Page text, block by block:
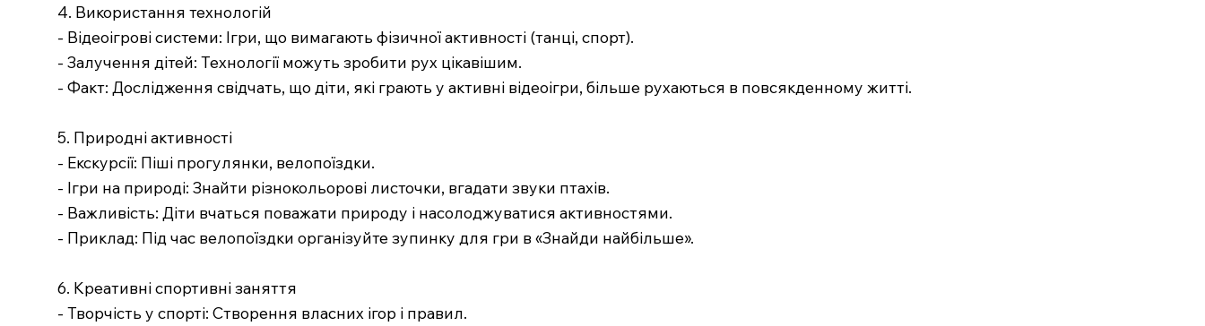
4. Використання технологій
- Відеоігрові системи: Ігри, що вимагають фізичної активності (танці, спорт).
- Залучення дітей: Технології можуть зробити рух цікавішим.
- Факт: Дослідження свідчать, що діти, які грають у активні відеоігри, більше рухаються в повсякденному житті.
5. Природні активності
- Екскурсії: Піші прогулянки, велопоїздки.
- Ігри на природі: Знайти різнокольорові листочки, вгадати звуки птахів.
- Важливість: Діти вчаться поважати природу і насолоджуватися активностями.
- Приклад: Під час велопоїздки організуйте зупинку для гри в «Знайди найбільше».
6. Креативні спортивні заняття
- Творчість у спорті: Створення власних ігор і правил.